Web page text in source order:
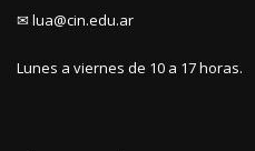
✉ lua@cin.edu.ar
Lunes a viernes de 10 a 17 horas.